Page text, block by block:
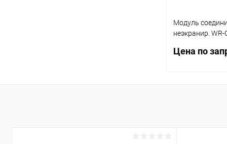
Модуль
неэкранир. WR-
Цена по